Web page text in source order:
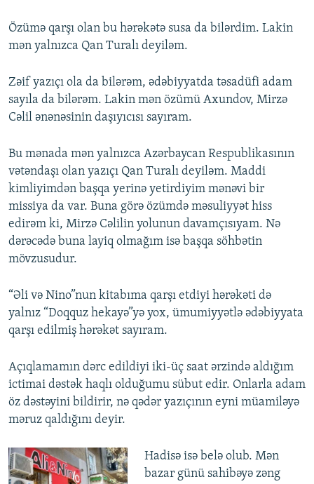
Özümə qarşı olan bu hərəkətə susa da bilərdim. Lakin
mən yalnızca Qan Turalı deyiləm.
Zəif yazıçı ola da bilərəm, ədəbiyyatda təsadüfi adam
sayıla da bilərəm. Lakin mən özümü Axundov, Mirzə
Cəlil ənənəsinin daşıyıcısı sayıram.
Bu mənada mən yalnızca Azərbaycan Respublikasının
vətəndaşı olan yazıçı Qan Turalı deyiləm. Maddi
kimliyimdən başqa yerinə yetirdiyim mənəvi bir
missiya da var. Buna görə özümdə məsuliyyət hiss
edirəm ki, Mirzə Cəlilin yolunun davamçısıyam. Nə
dərəcədə buna layiq olmağım isə başqa söhbətin
mövzusudur.
“Əli və Nino”nun kitabıma qarşı etdiyi hərəkəti də
yalnız “Doqquz hekayə”yə yox, ümumiyyətlə ədəbiyyata
qarşı edilmiş hərəkət sayıram.
Açıqlamamın dərc edildiyi iki-üç saat ərzində aldığım
ictimai dəstək haqlı olduğumu sübut edir. Onlarla adam
öz dəstəyini bildirir, nə qədər yazıçının eyni müamiləyə
məruz qaldığını deyir.
Hadisə isə belə olub. Mən
bazar günü sahibəyə zəng